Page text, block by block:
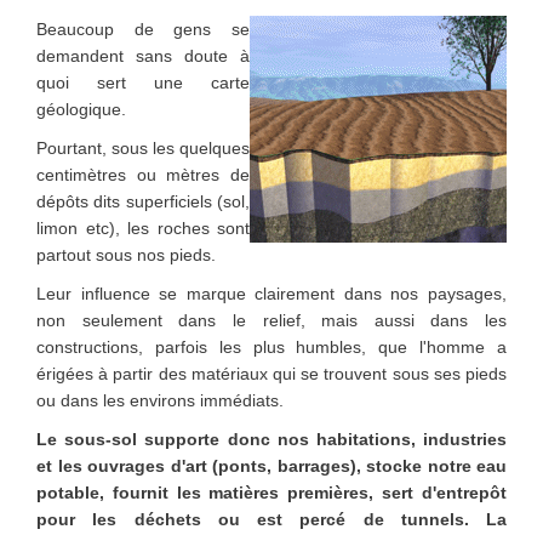
Beaucoup de gens se
demandent sans doute à
quoi sert une carte
géologique.
Pourtant, sous les quelques
centimètres ou mètres de
dépôts dits superficiels (sol,
limon etc), les roches sont
partout sous nos pieds.
Leur influence se marque clairement dans nos paysages,
non seulement dans le relief, mais aussi dans les
constructions, parfois les plus humbles, que l'homme a
érigées à partir des matériaux qui se trouvent sous ses pieds
ou dans les environs immédiats.
Le sous-sol supporte donc nos habitations, industries
et les ouvrages d'art (ponts, barrages), stocke notre eau
potable, fournit les matières premières, sert d'entrepôt
pour les déchets ou est percé de tunnels. La